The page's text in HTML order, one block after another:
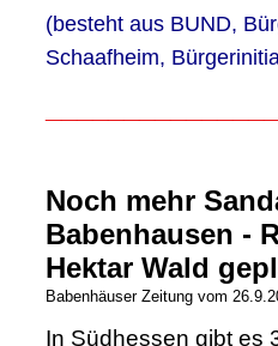
(besteht aus BUND,
Schaafheim,
Noch mehr
Babenhausen -
Hektar Wald
Babenhäuser Zeitung vom
In Südhessen gibt es